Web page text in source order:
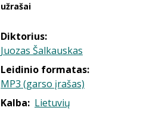
užrašai
Diktorius:
Juozas Šalkauskas
Leidinio formatas:
MP3 (garso įrašas)
Kalba: Lietuvių